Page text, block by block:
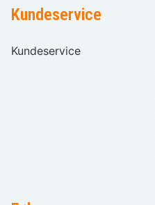
Kundeservice
Kundeservice